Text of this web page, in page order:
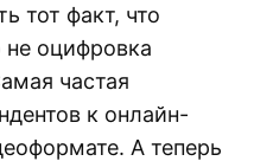
тот факт, что
оцифровка
частая
к онлайн-
А теперь